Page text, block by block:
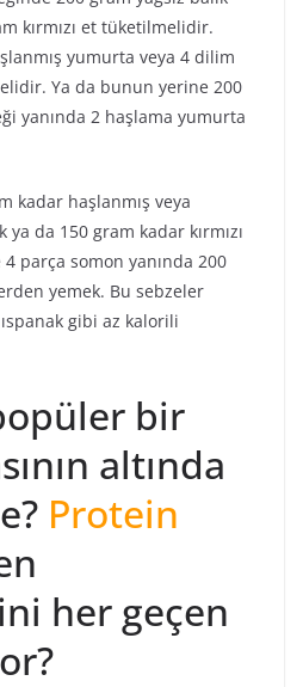
kırmızı et tüketilmelidir.
yumurta veya 4 dilim
Ya da bunun yerine 200
yanında 2 haşlama yumurta
kadar haşlanmış veya
ya da 150 gram kadar kırmızı
parça somon yanında 200
yemek. Bu sebzeler
gibi az kalorili
bir
altında
Protein
her geçen